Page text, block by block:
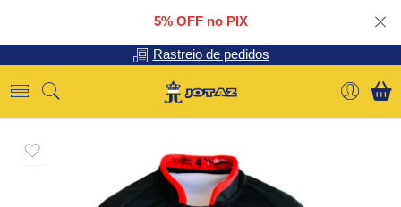
5% OFF no PIX
Rastreio de pedidos